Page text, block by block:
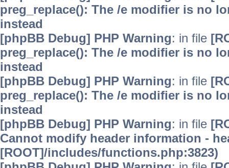
preg_replace(): The /e modifier is no
instead
[phpBB Debug] PHP Warning: in file
preg_replace(): The /e modifier is no
instead
[phpBB Debug] PHP Warning: in file
preg_replace(): The /e modifier is no
instead
[phpBB Debug] PHP Warning: in file
Cannot modify header information -
[ROOT]/includes/functions.php:3823)